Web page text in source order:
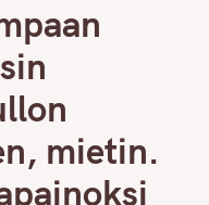
mietin.